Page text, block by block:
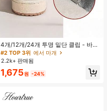
4개/12개/24개 투명 밑단 클립 - 바지
밑단 끌림 방지를 위한 심리스 무봉제
조절기, 의류 수선 및 깔끔한 바지 길
이 맞춤을 위한 숨겨진 밑단 조절 클립
(랜덤 색상)
#2 TOP 3위 에서 마개
2.2k+ 판매됨
1,675원 -24%